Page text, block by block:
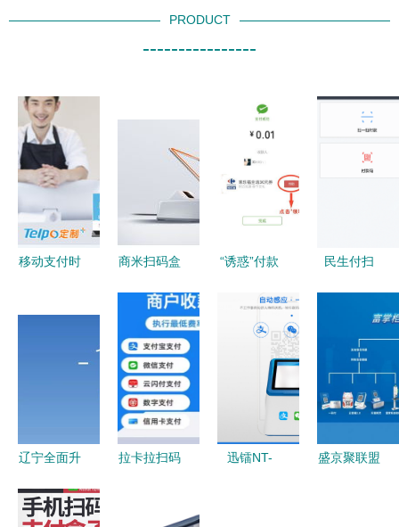
PRODUCT
----------------
移动支付时
与收银机会
扫码支付盒
商米扫码盒
为解决扫码
支付痛点而
生
“诱惑”付款
付“馅饼”
民生付扫
辽宁全面升
速收费站实
拉卡拉扫码
迅镭NT-
盛京聚联盟